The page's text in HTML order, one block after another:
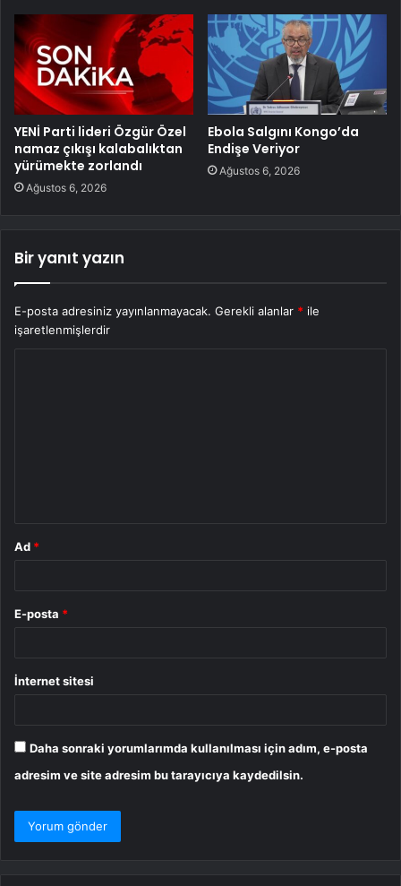
YENİ Parti lideri Özgür Özel
namaz çıkışı kalabalıktan
yürümekte zorlandı
Ağustos 6, 2026
Ebola Salgını Kongo’da
Endişe Veriyor
Ağustos 6, 2026
Bir yanıt yazın
E-posta adresiniz yayınlanmayacak. Gerekli alanlar * ile
işaretlenmişlerdir
Ad *
E-posta *
İnternet sitesi
Daha sonraki yorumlarımda kullanılması için adım, e-posta
adresim ve site adresim bu tarayıcıya kaydedilsin.